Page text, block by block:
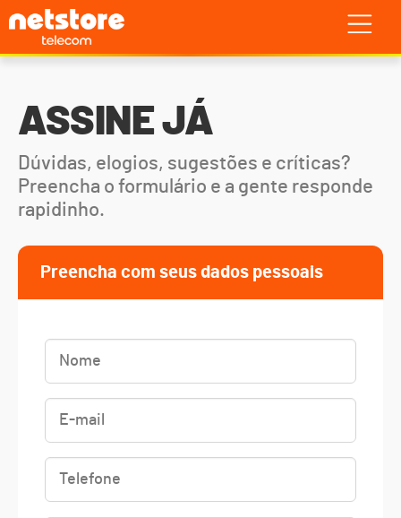
ASSINE JÁ
Dúvidas, elogios, sugestões e críticas?
Preencha o formulário e a gente responde
rapidinho.
Preencha com seus dados pessoais